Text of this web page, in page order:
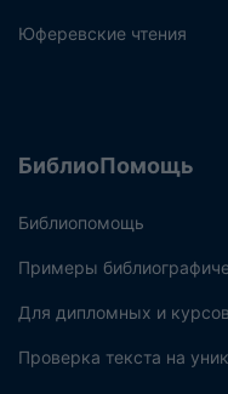
Юферевские чтения
БиблиоПомощь
Библиопомощь
Примеры
Для дипломных и
Проверка текста на